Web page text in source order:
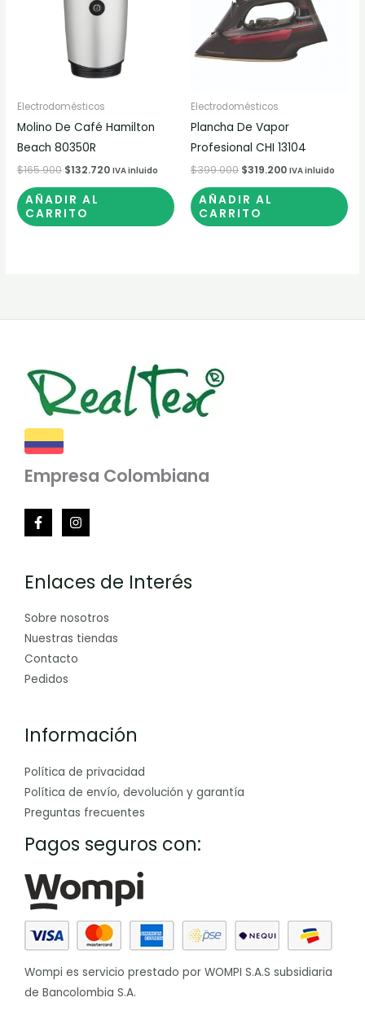
Electrodomésticos
Molino De Café Hamilton
Beach 80350R
$165.900 $132.720 IVA inluido
AÑADIR AL
CARRITO
Electrodomésticos
Plancha De Vapor
Profesional CHI 13104
$399.000 $319.200 IVA inluido
AÑADIR AL
CARRITO
Empresa Colombiana
Enlaces de Interés
Sobre nosotros
Nuestras tiendas
Contacto
Pedidos
Información
Política de privacidad
Política de envío, devolución y garantía
Preguntas frecuentes
Pagos seguros con:
Wompi es servicio prestado por WOMPI S.A.S subsidiaria
de Bancolombia S.A.